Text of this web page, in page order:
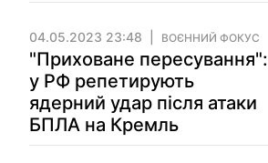
04.05.2023 23:48 ВОЄННИЙ ФОКУС
"Приховане пересування":
у РФ репетирують
ядерний удар після атаки
БПЛА на Кремль